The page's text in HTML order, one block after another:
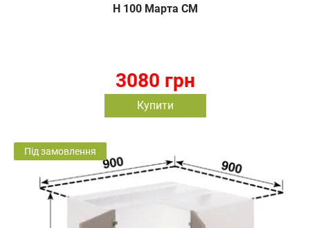
Н 100 Марта СМ
3080 грн
Купити
Під замовлення